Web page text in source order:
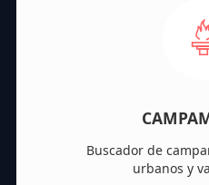
Buscador de
urbanos y